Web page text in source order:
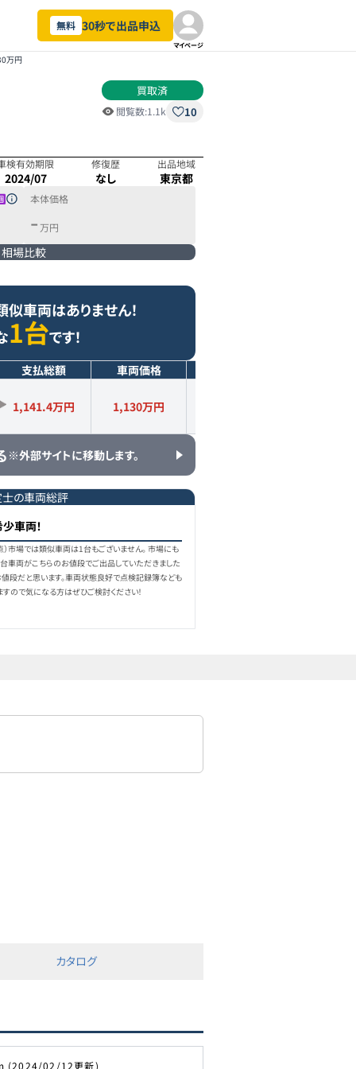
無料 30秒で出品申込
マイページ
万円
買取済
閲覧数:1.1k 10
検有効期限
2024/07
修復歴
なし
出品地域
東京都
本体価格
- 万円
相場比較
車両はありません！
1台です！
支払総額 車両価格
1,141.4万円 1,130万円
※外部サイトに移動します。
の車両総評
車両！
市場では類似車両は1台もございません｡ 市場にも
車両がこちらのお値段でご出品していただきました
段だと思います。車両状態良好で点検記録簿なども
すので気になる方はぜひご検討ください！
カタログ
(2024/02/12更新)